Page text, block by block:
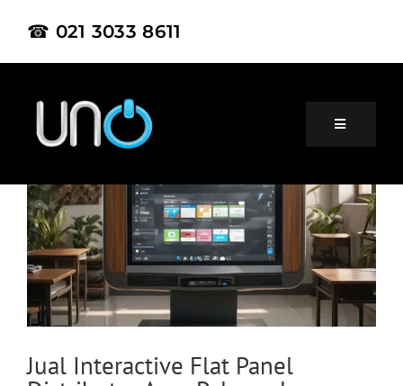
☎ 021 3033 8611
Home
About Us
Product
Jual Interactive Flat Panel